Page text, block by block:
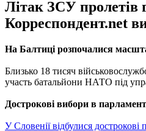
Літак ЗСУ
Корреспондент.net
На Балтиці розпочалися
Близько 18 тисяч
участь батальйони НАТО під
Дострокові вибори в
У Словенії відбулися дострокові